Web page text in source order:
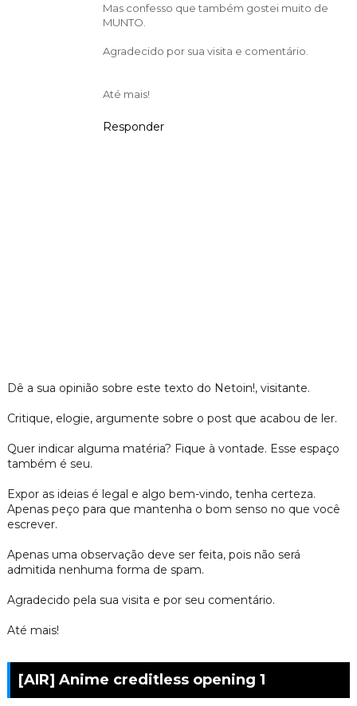
Mas confesso que também gostei muito de
MUNTO.
Agradecido por sua visita e comentário.
Até mais!
Responder
Dê a sua opinião sobre este texto do Netoin!, visitante.
Critique, elogie, argumente sobre o post que acabou de ler.
Quer indicar alguma matéria? Fique à vontade. Esse espaço
também é seu.
Expor as ideias é legal e algo bem-vindo, tenha certeza.
Apenas peço para que mantenha o bom senso no que você
escrever.
Apenas uma observação deve ser feita, pois não será
admitida nenhuma forma de spam.
Agradecido pela sua visita e por seu comentário.
Até mais!
[AIR] Anime creditless opening 1